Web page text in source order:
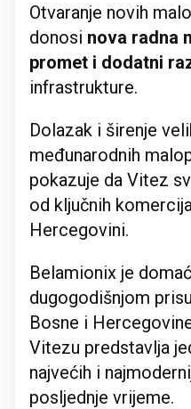
Otvaranje novih
donosi nova radna
promet i dodatni
infrastrukture.
Dolazak i širenje
međunarodnih
pokazuje da Vitez
od ključnih
Hercegovini.
Belamionix je
dugogodišnjom
Bosne i
Vitezu predstavlja
najvećih i
posljednje vrijeme.